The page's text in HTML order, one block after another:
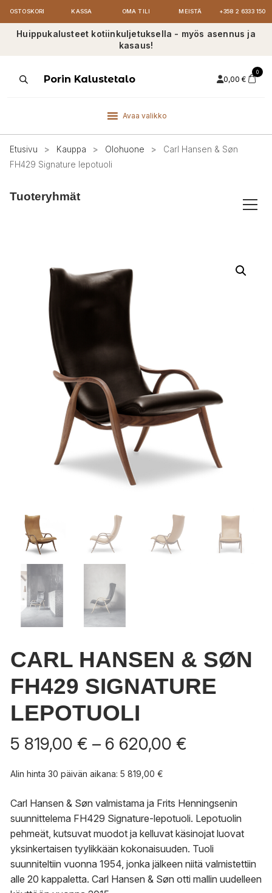
OSTOSKORI KASSA OMA TILI MEISTÄ +358 2 6333 150
Huippukalusteet kotiinkuljetuksella - myös asennus ja
kasaus!
ProductsPorin Kalustetalo 0,00 €
0
Avaa valikko
Etusivu > Kauppa > Olohuone >
Carl Hansen & Søn
FH429 Signature lepotuoli
Tuoteryhmät
CARL HANSEN & SØN
FH429 SIGNATURE
LEPOTUOLI
5 819,00 € – 6 620,00 €
6
620,00 €
Alin hinta 30 päivän aikana: 5 819,00 €
Carl Hansen & Søn valmistama ja Frits Henningsenin
suunnittelema FH429 Signature-lepotuoli. Lepotuolin
pehmeät, kutsuvat muodot ja kelluvat käsinojat luovat
yksinkertaisen tyylikkään kokonaisuuden. Tuoli
suunniteltiin vuonna 1954, jonka jälkeen niitä valmistettiin
alle 20 kappaletta. Carl Hansen & Søn otti mallin uudelleen